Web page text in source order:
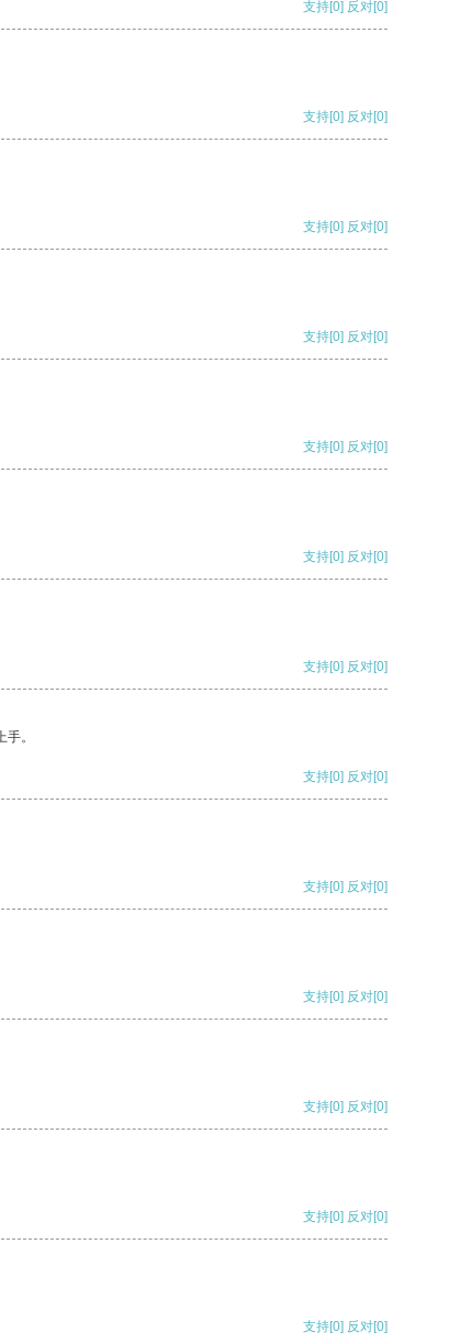
支持[0] 反对[0]
支持[0] 反对[0]
支持[0] 反对[0]
支持[0] 反对[0]
支持[0] 反对[0]
支持[0] 反对[0]
支持[0] 反对[0]
。
支持[0] 反对[0]
支持[0] 反对[0]
支持[0] 反对[0]
支持[0] 反对[0]
支持[0] 反对[0]
支持[0] 反对[0]